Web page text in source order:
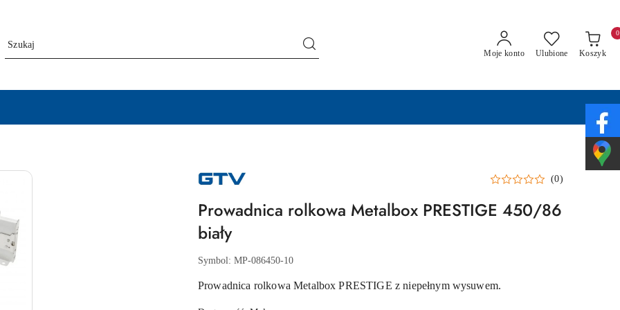
Moje konto Ulubione Koszyk
0
NAZWA
PRODUCENTA:
(0)
Prowadnica rolkowa Metalbox PRESTIGE 450/86
biały
Symbol: MP-086450-10
Prowadnica rolkowa Metalbox PRESTIGE z niepełnym wysuwem.